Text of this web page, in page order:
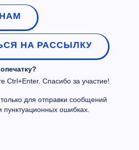
НА РАССЫЛКУ
Ctrl+Enter. Спасибо за участие!
для отправки сообщений
ошибках.